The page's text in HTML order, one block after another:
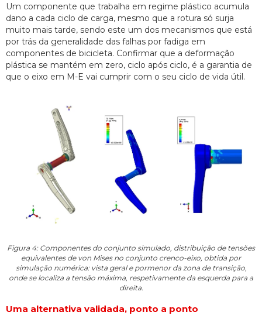
Um componente que trabalha em regime plástico acumula
dano a cada ciclo de carga, mesmo que a rotura só surja
muito mais tarde, sendo este um dos mecanismos que está
por trás da generalidade das falhas por fadiga em
componentes de bicicleta. Confirmar que a deformação
plástica se mantém em zero, ciclo após ciclo, é a garantia de
que o eixo em M-E vai cumprir com o seu ciclo de vida útil.
Figura 4: Componentes do conjunto simulado, distribuição de tensões
equivalentes de von Mises no conjunto crenco-eixo, obtida por
simulação numérica: vista geral e pormenor da zona de transição,
onde se localiza a tensão máxima, respetivamente da esquerda para a
direita.
Uma alternativa validada, ponto a ponto